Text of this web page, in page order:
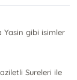
Yasin gibi isimler
Sureleri ile